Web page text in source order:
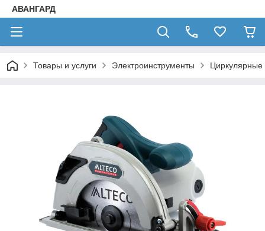
АВАНГАРД
Товары и услуги Электроинструменты